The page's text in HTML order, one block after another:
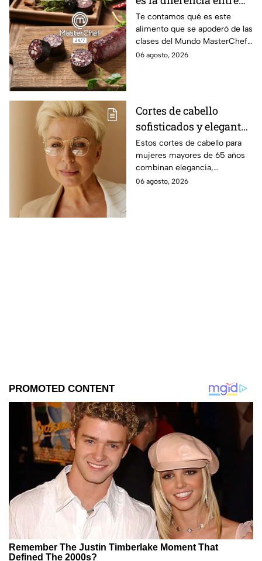
morcilla y moronga?
Te contamos qué es este
alimento que se apoderó de las
clases del Mundo MasterChef
24/7.
06 agosto, 2026
Cortes de cabello
sofisticados y elegantes
para mujeres mayores
de 65 años
Estos cortes de cabello para
mujeres mayores de 65 años
combinan elegancia,
comodidad y estilo, con
06 agosto, 2026